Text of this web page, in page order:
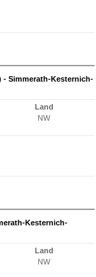
- Simmerath-Kesternich-
Land
NW
Kesternich-
Land
NW